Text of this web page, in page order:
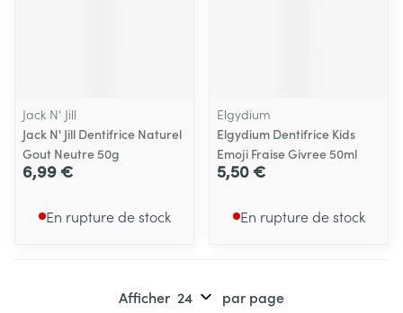
Jack N' Jill
Jack N' Jill Dentifrice Naturel
Gout Neutre 50g
6,99 €
En rupture de stock
Elgydium
Elgydium Dentifrice Kids
Emoji Fraise Givree 50ml
5,50 €
En rupture de stock
Afficher par page